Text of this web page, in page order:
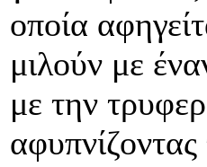
οποία
μιλούν με
με την